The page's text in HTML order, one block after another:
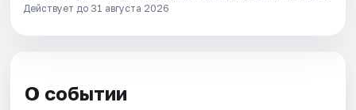
Действует до 31 августа 2026
О событии